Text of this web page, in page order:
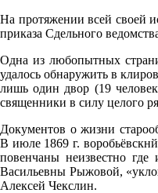
На протяжении всей своей
приказа Сдельного
Одна из любопытных
удалось обнаружить в
лишь один двор (19
священники в силу целого
Документов о жизни
В июле 1869 г.
повенчаны неизвестно
Васильевны Рыжовой,
Алексей Чекслин.